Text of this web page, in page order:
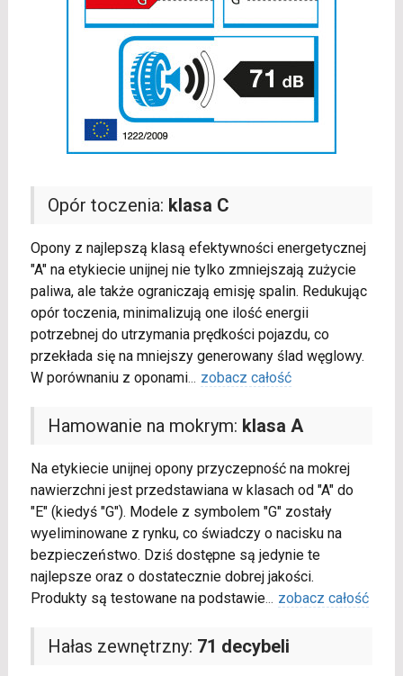
Opór toczenia: klasa C
Opony z najlepszą klasą efektywności energetycznej
"A" na etykiecie unijnej nie tylko zmniejszają zużycie
paliwa, ale także ograniczają emisję spalin. Redukując
opór toczenia, minimalizują one ilość energii
potrzebnej do utrzymania prędkości pojazdu, co
przekłada się na mniejszy generowany ślad węglowy.
W porównaniu z oponami... zobacz całość
Hamowanie na mokrym: klasa A
Na etykiecie unijnej opony przyczepność na mokrej
nawierzchni jest przedstawiana w klasach od "A" do
"E" (kiedyś "G"). Modele z symbolem "G" zostały
wyeliminowane z rynku, co świadczy o nacisku na
bezpieczeństwo. Dziś dostępne są jedynie te
najlepsze oraz o dostatecznie dobrej jakości.
Produkty są testowane na podstawie... zobacz całość
Hałas zewnętrzny: 71 decybeli